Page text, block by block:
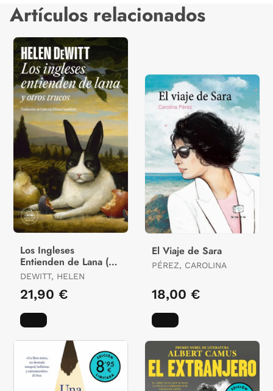
Artículos relacionados
Los Ingleses
Entienden de Lana (Y
Otros Trucos)
DEWITT, HELEN
21,90 €
El Viaje de Sara
PÉREZ, CAROLINA
18,00 €